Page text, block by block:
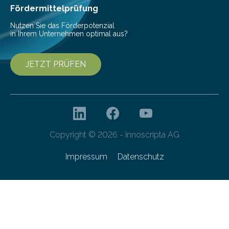
Fördermittelprüfung
Nutzen Sie das Förderpotenzial
in Ihrem Unternehmen optimal aus?
JETZT PRÜFEN
Copyright © 2026 - innoscripta AG
Impressum Datenschutz